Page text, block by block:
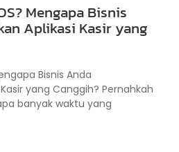
Mengapa Bisnis
Aplikasi Kasir yang
Bisnis Anda
yang Canggih? Pernahkah
banyak waktu yang